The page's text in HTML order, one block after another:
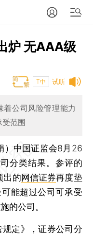
炉 无AAA级
试听
T中
着公司风险管理能力
范围
中国证监会8月26
分类结果。参评的
出的网信证券再度垫
能超过公司可承受
的公司。
定》，证券公司分